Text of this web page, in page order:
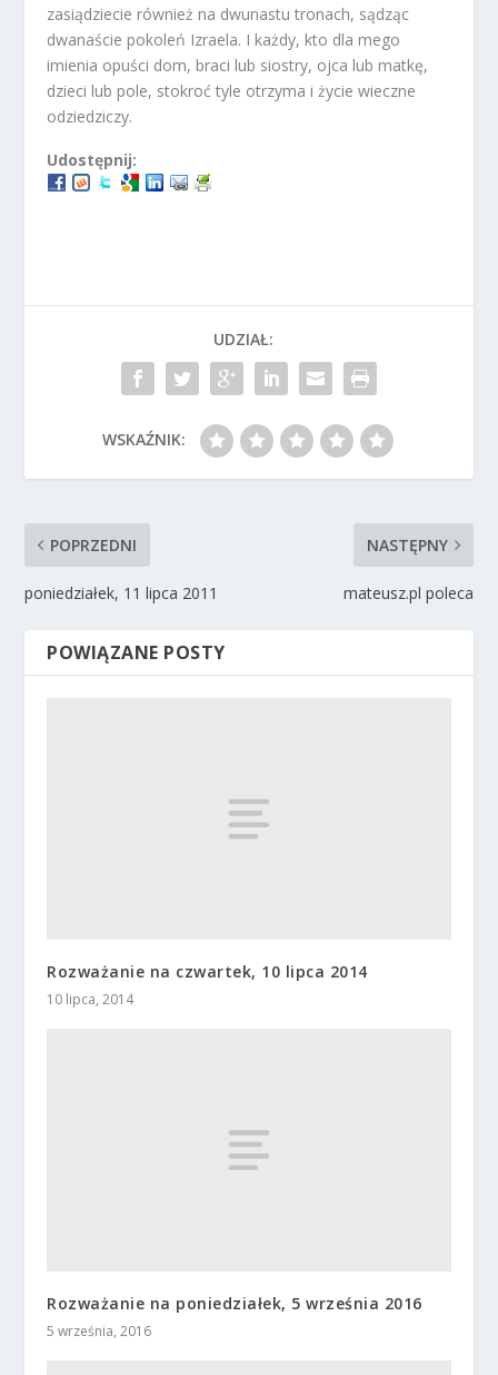
zasiądziecie również na dwunastu tronach, sądząc
dwanaście pokoleń Izraela. I każdy, kto dla mego
imienia opuści dom, braci lub siostry, ojca lub matkę,
dzieci lub pole, stokroć tyle otrzyma i życie wieczne
odziedziczy.
Udostępnij:
UDZIAŁ:
WSKAŹNIK:
POPRZEDNI
poniedziałek, 11 lipca 2011
NASTĘPNY
mateusz.pl poleca
POWIĄZANE POSTY
Rozważanie na czwartek, 10 lipca 2014
10 lipca, 2014
Rozważanie na poniedziałek, 5 września 2016
5 września, 2016